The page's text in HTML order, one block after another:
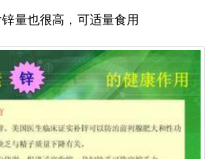
量也很高，可适量食用